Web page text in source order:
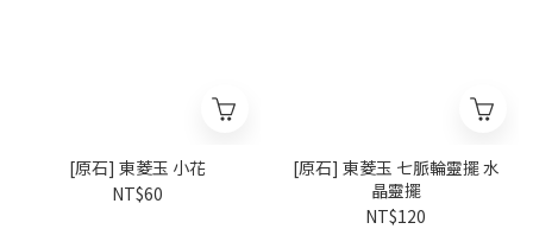
[原石] 東菱玉 小花
NT$60
[原石] 東菱玉 七脈輪靈擺 水
晶靈擺
NT$120